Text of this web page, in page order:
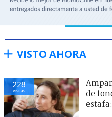
VISTO AHORA
228
visitas
de